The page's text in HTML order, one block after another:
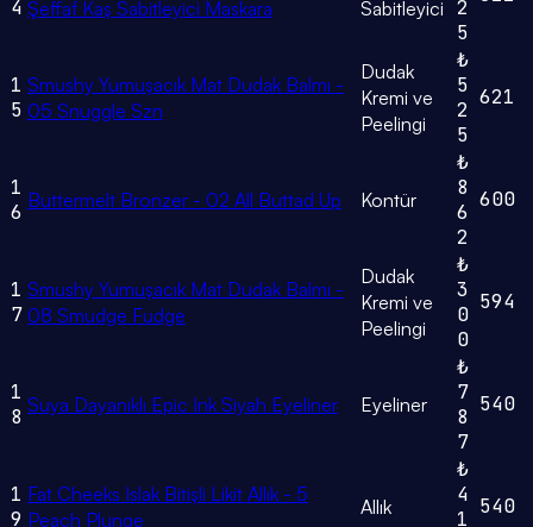
4 Şeffaf Kaş Sabitleyici Maskara
Sabitleyici 2
5
1
5
Smushy Yumuşacık Mat Dudak Balmı -
05 Snuggle Szn
Dudak
Kremi ve
Peelingi
₺
5
2
5
621
1
6 Buttermelt Bronzer - 02 All Buttad Up Kontür
₺
8
6
2
600
1
7
Smushy Yumuşacık Mat Dudak Balmı -
08 Smudge Fudge
Dudak
Kremi ve
Peelingi
₺
3
0
0
594
1
8 Suya Dayanıklı Epic Ink Siyah Eyeliner Eyeliner
₺
7
8
7
540
1
9
Fat Cheeks Islak Bitişli Likit Allık - 5
Peach Plunge
Allık
₺
4
1
540